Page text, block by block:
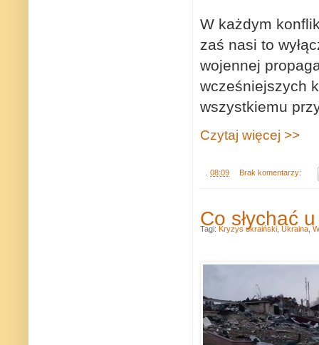
W każdym
zaś nasi to
wojennej
wcześniejszych
wszystkiemu
Czytaj więcej >>
08:09 Brak komentarzy:
Co słychać
Tagi: Kryzys ukraiński Ukraina